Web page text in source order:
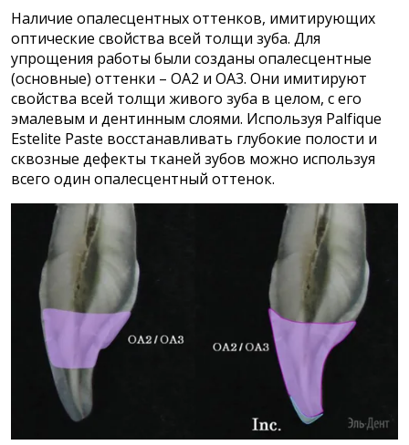
Наличие опалесцентных оттенков, имитирующих
оптические свойства всей толщи зуба. Для
упрощения работы были созданы опалесцентные
(основные) оттенки – OA2 и OA3. Они имитируют
свойства всей толщи живого зуба в целом, с его
эмалевым и дентинным слоями. Используя Palfique
Estelite Paste восстанавливать глубокие полости и
сквозные дефекты тканей зубов можно используя
всего один опалесцентный оттенок.